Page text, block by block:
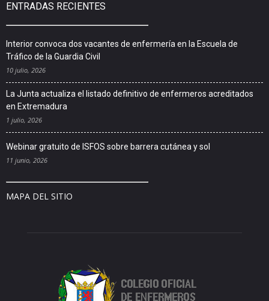
ENTRADAS RECIENTES
Interior convoca dos vacantes de enfermería en la Escuela de
Tráfico de la Guardia Civil
10 julio, 2026
La Junta actualiza el listado definitivo de enfermeros acreditados
en Extremadura
1 julio, 2026
Webinar gratuito de ISFOS sobre barrera cutánea y sol
11 junio, 2026
MAPA DEL SITIO